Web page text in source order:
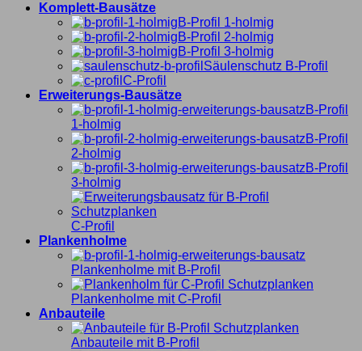
Komplett-Bausätze
B-Profil 1-holmig
B-Profil 2-holmig
B-Profil 3-holmig
Säulenschutz B-Profil
C-Profil
Erweiterungs-Bausätze
B-Profil
1-holmig
B-Profil
2-holmig
B-Profil
3-holmig
C-Profil
Plankenholme
Plankenholme mit B-Profil
Plankenholme mit C-Profil
Anbauteile
Anbauteile mit B-Profil